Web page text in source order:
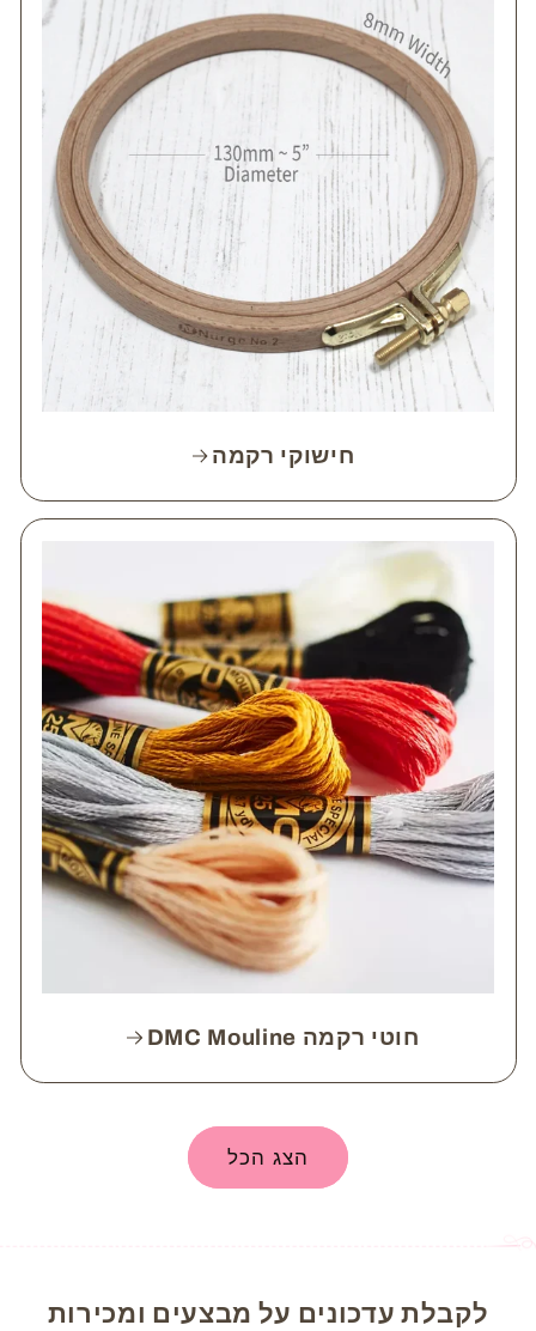
חישוקי רקמה
חוטי רקמה DMC Mouline
הצג הכל
לקבלת עדכונים על מבצעים ומכירות